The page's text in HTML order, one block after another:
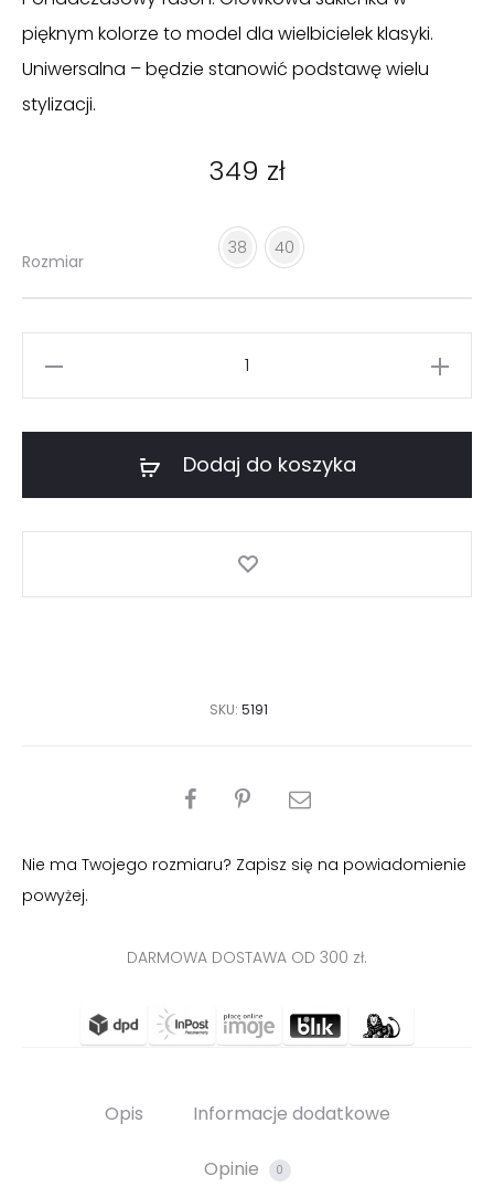
pięknym kolorze to model dla wielbicielek klasyki.
Uniwersalna – będzie stanowić podstawę wielu
stylizacji.
349 zł
Rozmiar
38 40
Dodaj do koszyka
SKU: 5191
PODZIEL
Nie ma Twojego rozmiaru? Zapisz się na powiadomienie
powyżej.
DARMOWA DOSTAWA OD 300 zł.
Opis Informacje dodatkowe
Opinie 0